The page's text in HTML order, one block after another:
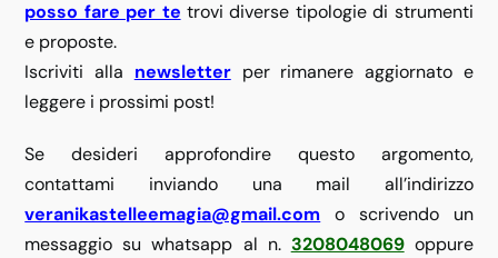
posso fare per te trovi diverse tipologie di strumenti
e proposte.
Iscriviti alla newsletterper rimanere aggiornato e
leggere i prossimi post!
Se desideri approfondire questo argomento,
contattami inviando una mail all’indirizzo
veranikastelleemagia@gmail.com o scrivendo un
messaggio su whatsapp al n. 3208048069oppure